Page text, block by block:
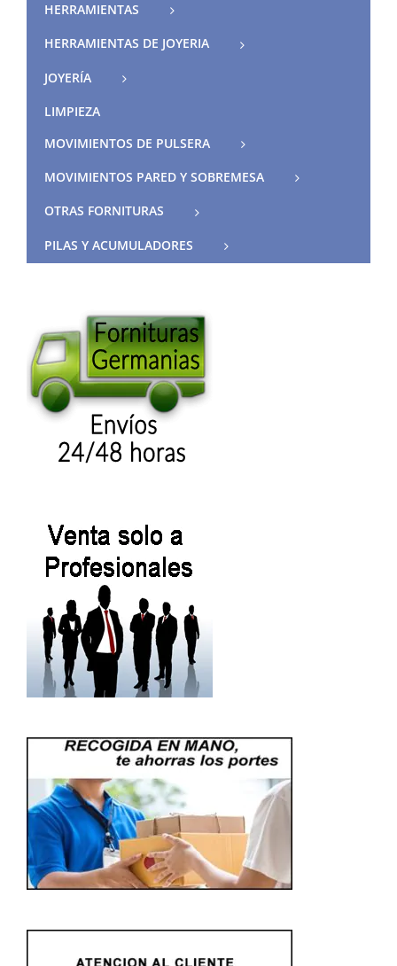
HERRAMIENTAS
HERRAMIENTAS DE JOYERIA
JOYERÍA
LIMPIEZA
MOVIMIENTOS DE PULSERA
MOVIMIENTOS PARED Y SOBREMESA
OTRAS FORNITURAS
PILAS Y ACUMULADORES